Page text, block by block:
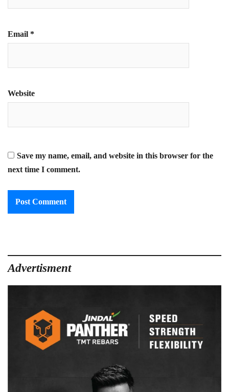
Email *
Website
Save my name, email, and website in this browser for the
next time I comment.
Advertisment